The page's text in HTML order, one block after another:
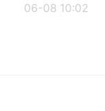
06-08 10:02